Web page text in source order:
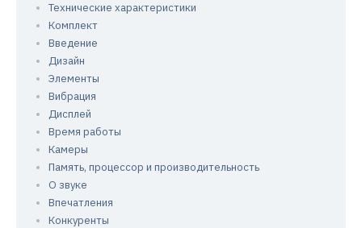
Технические характеристики
Комплект
Введение
Дизайн
Элементы
Вибрация
Дисплей
Время работы
Камеры
Память, процессор и производительность
О звуке
Впечатления
Конкуренты